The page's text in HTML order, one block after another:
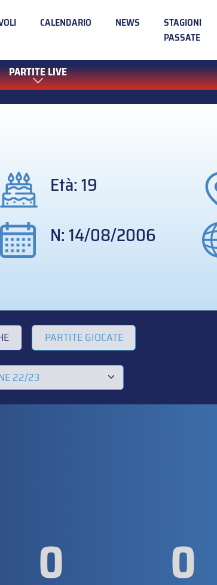
CALENDARIO NEWS
STAGIONI
PASSATE
PARTITE LIVE
Età: 19
N: 14/08/2006
PARTITE GIOCATE
0 0